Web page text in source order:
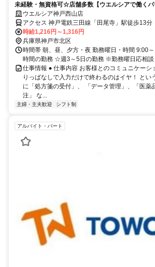
未経験・無資格可☆店舗多数【ウエルシアで働く
ストアの調剤事務
ウエルシア神戸西山店
アクセス 神戸電鉄三田線「田尾寺」駅徒歩13分
時給1,216円～1,316円
兵庫県神戸市北区
時間帯 朝、昼、夕方・夜 勤務曜日・時間 9:00
時間の勤務 ☆週3～5日の勤務 ※勤務曜日応相談
仕事情報 ● 仕事内容 お客様とのコミュニケーシ
りっぱなしで入力だけで終わるのはイヤ！ とい
に「処方箋の受付」、 「データ管理」、「医薬
注」 な...
主婦・主夫歓迎 シフト制
アルバイト・パート